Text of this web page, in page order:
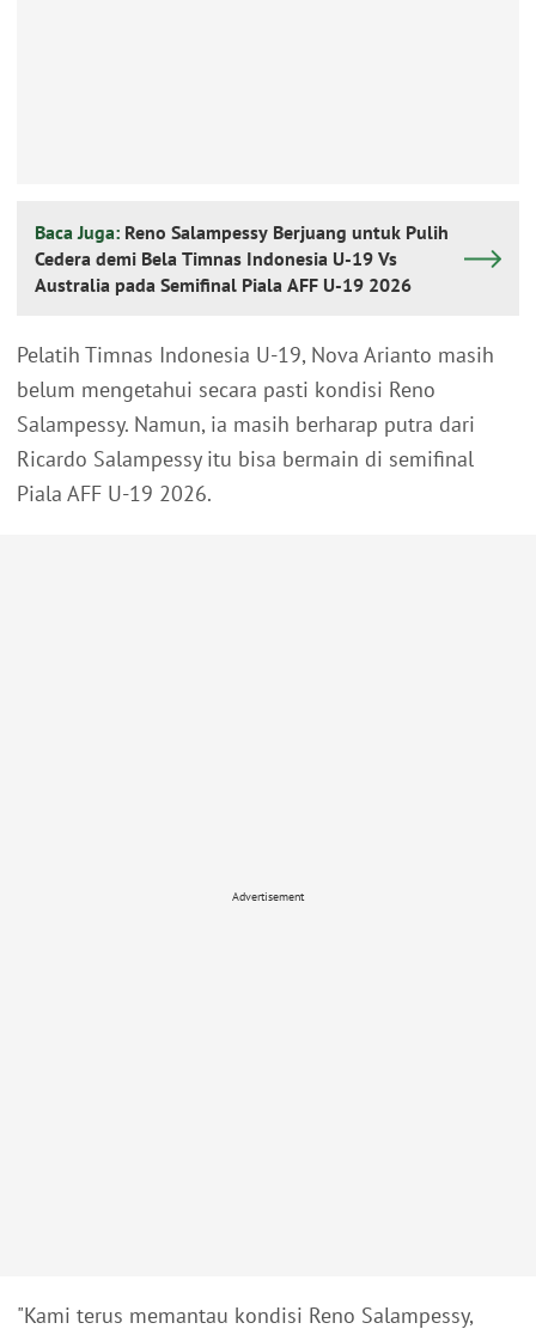
Baca Juga: Reno Salampessy Berjuang untuk Pulih
Cedera demi Bela Timnas Indonesia U-19 Vs
Australia pada Semifinal Piala AFF U-19 2026
Pelatih Timnas Indonesia U-19, Nova Arianto masih
belum mengetahui secara pasti kondisi Reno
Salampessy. Namun, ia masih berharap putra dari
Ricardo Salampessy itu bisa bermain di semifinal
Piala AFF U-19 2026.
Advertisement
"Kami terus memantau kondisi Reno Salampessy,